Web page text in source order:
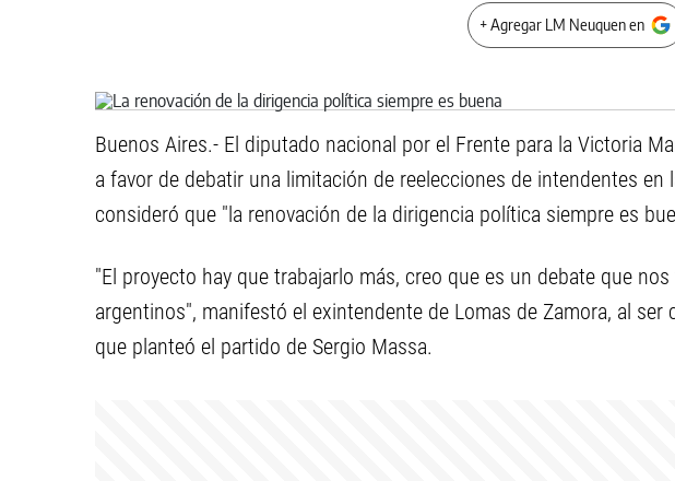
+ Agregar LM Neuquen en
Buenos Aires.- El diputado nacional por el Frente para la Victoria
a favor de debatir una limitación de reelecciones de intendentes en
consideró que "la renovación de la dirigencia política siempre es
"El proyecto hay que trabajarlo más, creo que es un debate que
argentinos", manifestó el exintendente de Lomas de Zamora, al
que planteó el partido de Sergio Massa.